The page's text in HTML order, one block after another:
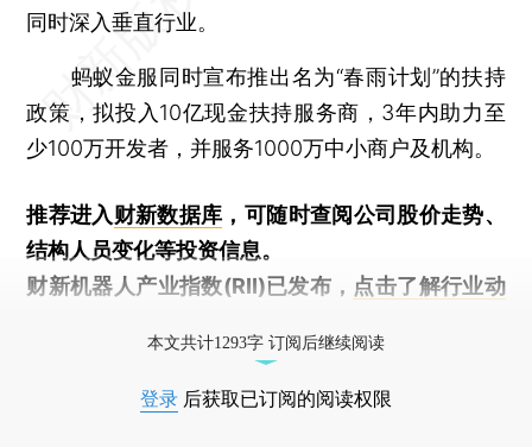
同时深入垂直行业。
蚂蚁金服同时宣布推出名为“春雨计划”的扶持
政策，拟投入10亿现金扶持服务商，3年内助力至
少100万开发者，并服务1000万中小商户及机构。
推荐进入财新数据库 ，可随时查阅公司股价走势、
结构人员变化等投资信息。
财新机器人产业指数(RII)已发布， 点击了解行业动
本文共计1293字 订阅后继续阅读
登录 后获取已订阅的阅读权限